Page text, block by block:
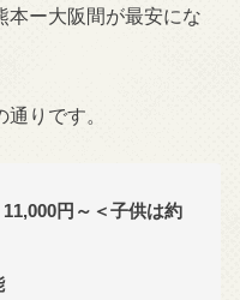
本ー大阪間が最安にな
りです。
円～＜子供は約